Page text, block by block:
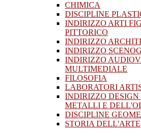
CHIMICA
DISCIPLINE
INDIRIZZO ARTI
PITTORICO
INDIRIZZO
INDIRIZZO
INDIRIZZO
MULTIMEDIALE
FILOSOFIA
LABORATORI
INDIRIZZO
METALLI E
DISCIPLINE
STORIA DELL'ARTE